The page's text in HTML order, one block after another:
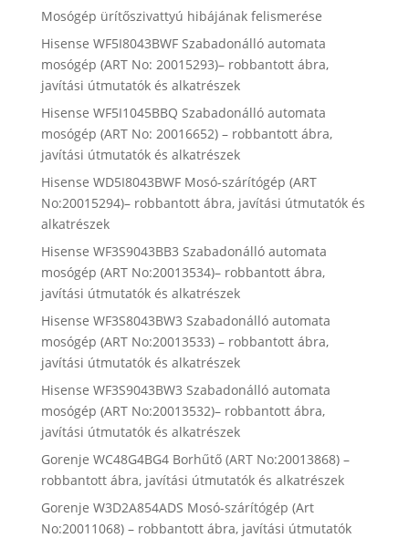
Mosógép ürítőszivattyú hibájának felismerése
Hisense WF5I8043BWF Szabadonálló automata
mosógép (ART No: 20015293)– robbantott ábra,
javítási útmutatók és alkatrészek
Hisense WF5I1045BBQ Szabadonálló automata
mosógép (ART No: 20016652) – robbantott ábra,
javítási útmutatók és alkatrészek
Hisense WD5I8043BWF Mosó-szárítógép (ART
No:20015294)– robbantott ábra, javítási útmutatók és
alkatrészek
Hisense WF3S9043BB3 Szabadonálló automata
mosógép (ART No:20013534)– robbantott ábra,
javítási útmutatók és alkatrészek
Hisense WF3S8043BW3 Szabadonálló automata
mosógép (ART No:20013533) – robbantott ábra,
javítási útmutatók és alkatrészek
Hisense WF3S9043BW3 Szabadonálló automata
mosógép (ART No:20013532)– robbantott ábra,
javítási útmutatók és alkatrészek
Gorenje WC48G4BG4 Borhűtő (ART No:20013868) –
robbantott ábra, javítási útmutatók és alkatrészek
Gorenje W3D2A854ADS Mosó-szárítógép (Art
No:20011068) – robbantott ábra, javítási útmutatók